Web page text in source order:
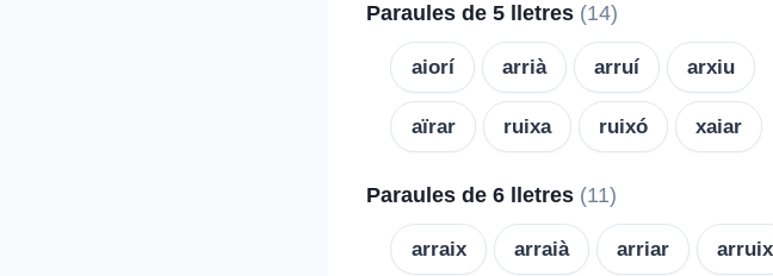
Paraules de 5 lletres (14)
aiorí arrià arruí arxiu
aïrar ruixa ruixó xaiar
Paraules de 6 lletres (11)
arraix arraià arriar arruix